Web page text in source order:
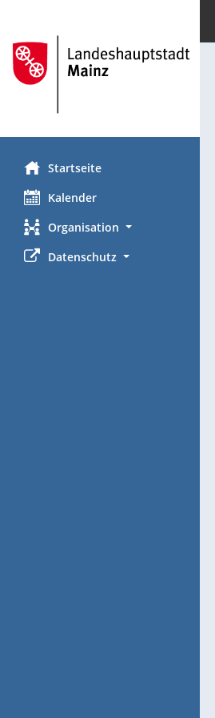
Startseite
Kalender
Organisation
Datenschutz